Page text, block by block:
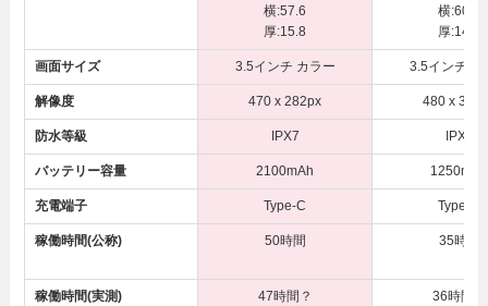
横:57.6
厚:15.8
横:60.0
厚:14.5
画面サイズ 3.5インチ カラー 3.5インチ カ
解像度 470 x 282px 480 x
防水等級 IPX7 IPX7
バッテリー容量 2100mAh 1250mAh
充電端子 Type-C Type-C
稼働時間(公称) 50時間 35時間
稼働時間(実測)
47時間？
36時間？